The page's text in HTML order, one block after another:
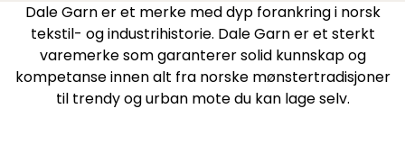
Dale Garn er et merke med dyp forankring i norsk
tekstil- og industrihistorie. Dale Garn er et sterkt
varemerke som garanterer solid kunnskap og
kompetanse innen alt fra norske mønstertradisjoner
til trendy og urban mote du kan lage selv.